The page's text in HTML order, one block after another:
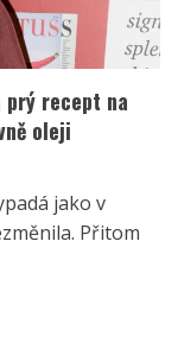
prý recept na
oleji
jako v
Přitom